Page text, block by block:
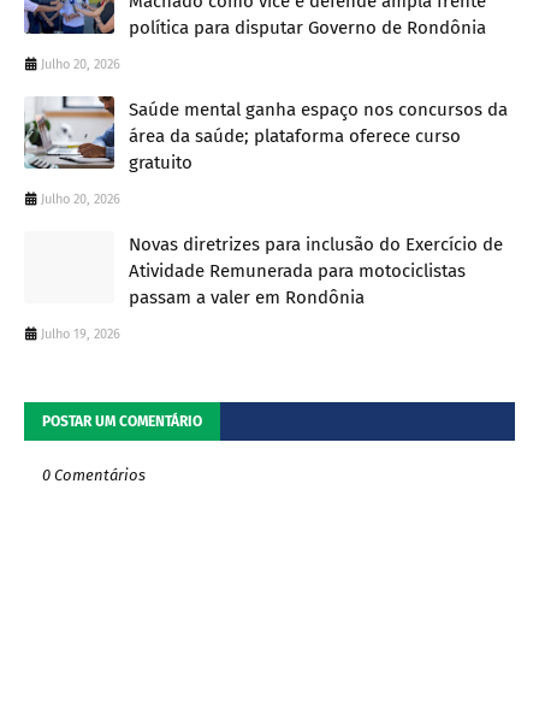
política para disputar Governo de Rondônia
Julho 20, 2026
Saúde mental ganha espaço nos concursos da
área da saúde; plataforma oferece curso
gratuito
Julho 20, 2026
Novas diretrizes para inclusão do Exercício de
Atividade Remunerada para motociclistas
passam a valer em Rondônia
Julho 19, 2026
POSTAR UM COMENTÁRIO
0 Comentários